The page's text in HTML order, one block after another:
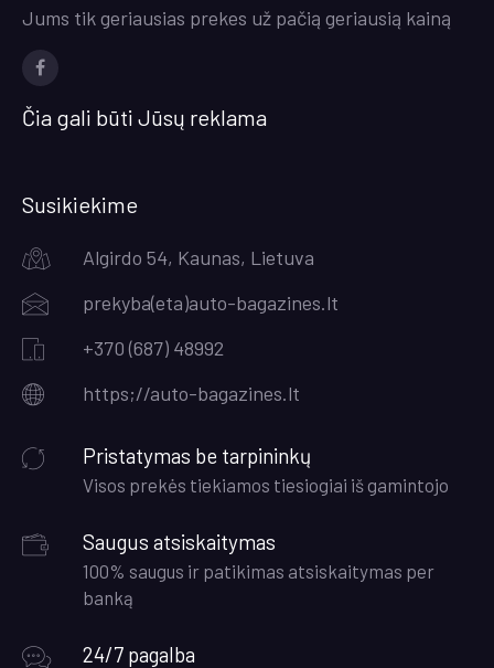
Jums tik geriausias prekes už pačią geriausią kainą
Čia gali būti Jūsų reklama
Susikiekime
Algirdo 54, Kaunas, Lietuva
prekyba(eta)auto-bagazines.lt
+370 (687) 48992
https;//auto-bagazines.lt
Pristatymas be tarpininkų
Visos prekės tiekiamos tiesiogiai iš gamintojo
Saugus atsiskaitymas
100% saugus ir patikimas atsiskaitymas per
banką
24/7 pagalba